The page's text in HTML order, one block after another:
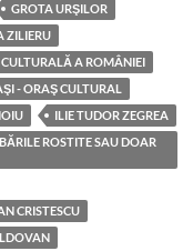
GROTA URŞILOR
ZILIERU
A ROMÂNIEI
- ORAŞ CULTURAL
ILIE TUDOR ZEGREA
ROSTITE SAU DOAR
CRISTESCU